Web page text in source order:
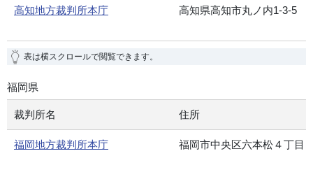
高知地方裁判所本庁 高知県高知市丸ノ内1-3-5
表は横スクロールで閲覧できます。
福岡県
裁判所名 住所
福岡地方裁判所本庁 福岡市中央区六本松４丁目